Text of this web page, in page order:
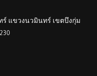
ร์ แขวงนวมินทร์ เขตบึงกุ่ม